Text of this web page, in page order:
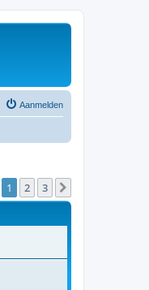
Aanmelden
1 2 3